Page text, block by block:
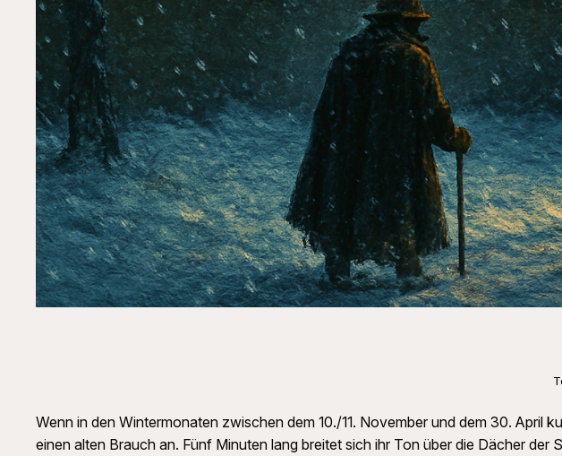
Wenn in den Wintermonaten zwischen dem 10./11. November und dem 30. April
einen alten Brauch an. Fünf Minuten lang breitet sich ihr Ton über die Dächer